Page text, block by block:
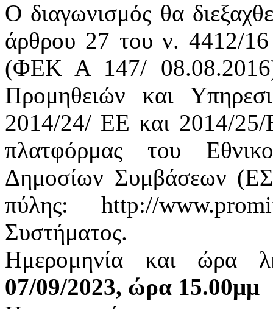
Ο διαγωνισμός θα
άρθρου 27 του ν. 4412/16
(ΦΕΚ Α 147/ 08.08.2016)
Προμηθειών και
2014/24/ ΕΕ και 2014/25/
πλατφόρμας του
Δημοσίων Συμβάσεων
πύλης: http://
Συστήματος.
Ημερομηνία και ώρα
07/09/2023, ώρα 15.00μμ